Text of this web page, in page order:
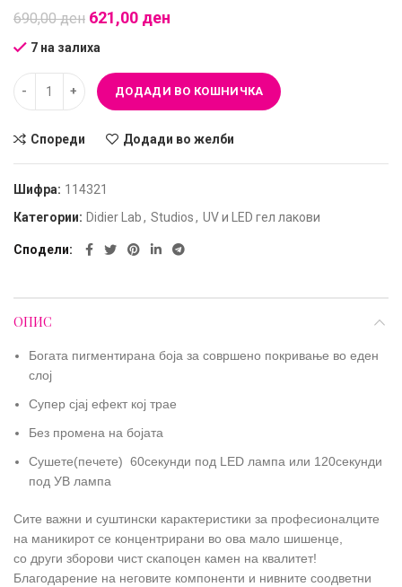
690,00ден 621,00 ден
7 на залиха
ДОДАДИ ВО КОШНИЧКА
Спореди Додади во желби
Шифра: 114321
Категории: Didier Lab, Studios, UV и LED гел лакови
Сподели
ОПИС
Богата пигментирана боја за совршено покривање во еден
слој
Супер сјај ефект кој трае
Без промена на бојата
Сушете(печете) 60секунди под LED лампа или 120секунди
под УВ лампа
Сите важни и суштински карактеристики за професионалците
на маникирот се концентрирани во ова мало шишенце,
со други зборови чист скапоцен камен на квалитет!
Благодарение на неговите компоненти и нивните соодветни